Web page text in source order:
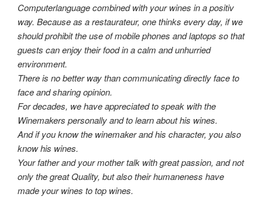
Computerlanguage combined with your wines in a positiv
way. Because as a restaurateur, one thinks every day, if we
should prohibit the use of mobile phones and laptops so that
guests can enjoy their food in a calm and unhurried
environment.
There is no better way than communicating directly face to
face and sharing opinion.
For decades, we have appreciated to speak with the
Winemakers personally and to learn about his wines.
And if you know the winemaker and his character, you also
know his wines.
Your father and your mother talk with great passion, and not
only the great Quality, but also their humaneness have
made your wines to top wines.